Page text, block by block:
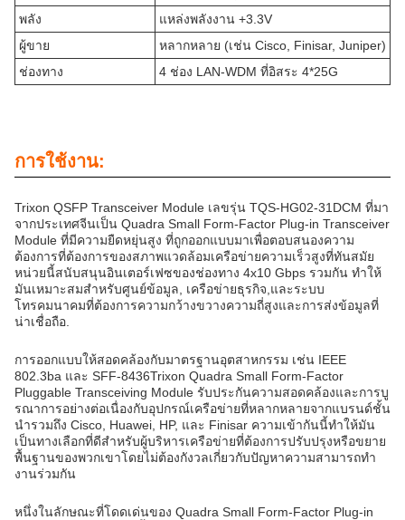
พลัง
แหล่งพลังงาน +3.3V
ผู้ขาย
หลากหลาย (เช่น Cisco, Finisar, Juniper)
ช่องทาง
4 ช่อง LAN-WDM ที่อิสระ 4*25G
การใช้งาน:
Trixon QSFP Transceiver Module เลขรุ่น TQS-HG02-31DCM ที่มา
จากประเทศจีนเป็น Quadra Small Form-Factor Plug-in Transceiver
Module ที่มีความยืดหยุ่นสูง ที่ถูกออกแบบมาเพื่อตอบสนองความ
ต้องการที่ต้องการของสภาพแวดล้อมเครือข่ายความเร็วสูงที่ทันสมัย
หน่วยนี้สนับสนุนอินเตอร์เฟซของช่องทาง 4x10 Gbps รวมกัน ทําให้
มันเหมาะสมสําหรับศูนย์ข้อมูล, เครือข่ายธุรกิจ,และระบบ
โทรคมนาคมที่ต้องการความกว้างขวางความถี่สูงและการส่งข้อมูลที่
น่าเชื่อถือ.
การออกแบบให้สอดคล้องกับมาตรฐานอุตสาหกรรม เช่น IEEE
802.3ba และ SFF-8436Trixon Quadra Small Form-Factor
Pluggable Transceiving Module รับประกันความสอดคล้องและการบู
รณาการอย่างต่อเนื่องกับอุปกรณ์เครือข่ายที่หลากหลายจากแบรนด์ชั้น
นํารวมถึง Cisco, Huawei, HP, และ Finisar ความเข้ากันนี้ทําให้มัน
เป็นทางเลือกที่ดีสําหรับผู้บริหารเครือข่ายที่ต้องการปรับปรุงหรือขยาย
พื้นฐานของพวกเขาโดยไม่ต้องกังวลเกี่ยวกับปัญหาความสามารถทํา
งานร่วมกัน
หนึ่งในลักษณะที่โดดเด่นของ Quadra Small Form-Factor Plug-in